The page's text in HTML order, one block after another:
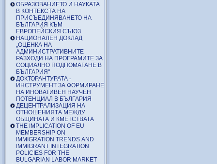
ОБРАЗОВАНИЕТО И НАУКАТА
В КОНТЕКСТА НА
ПРИСЪЕДИНЯВАНЕТО НА
БЪЛГАРИЯ КЪМ
ЕВРОПЕЙСКИЯ СЪЮЗ
НАЦИОНАЛЕН ДОКЛАД
„ОЦЕНКА НА
АДМИНИСТРАТИВНИТЕ
РАЗХОДИ НА ПРОГРАМИТЕ ЗА
СОЦИАЛНО ПОДПОМАГАНЕ В
БЪЛГАРИЯ"
ДОКТОРАНТУРАТА -
ИНСТРУМЕНТ ЗА ФОРМИРАНЕ
НА ИНОВАТИВЕН НАУЧЕН
ПОТЕНЦИАЛ В БЪЛГАРИЯ
ДЕЦЕНТРАЛИЗАЦИЯ НА
ОТНОШЕНИЯТА МЕЖДУ
ОБЩИНАТА И КМЕТСТВАТА
THE IMPLICATION OF EU
MEMBERSHIP ON
IMMIGRATION TRENDS AND
IMMIGRANT INTEGRATION
POLICIES FOR THE
BULGARIAN LABOR MARKET